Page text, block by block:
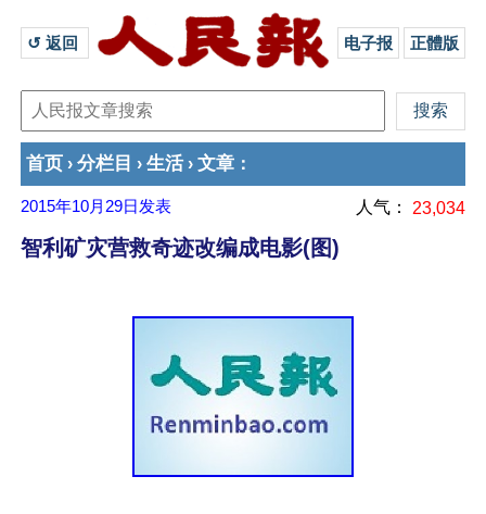
↺ 返回 电子报 正體版
首页 › 分栏目 › 生活 › 文章 ：
2015年10月29日 发表 人气： 23,034
智利矿灾营救奇迹改编成电影(图)